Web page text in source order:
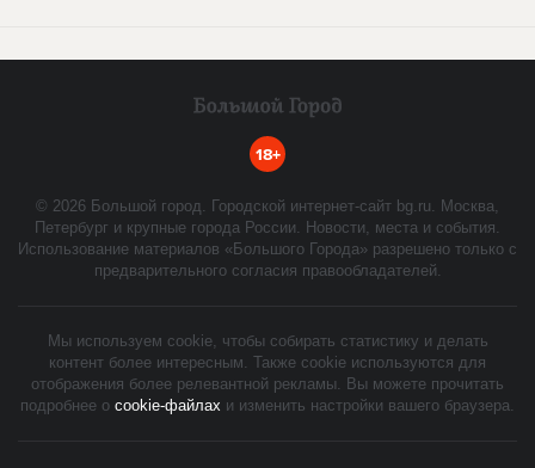
18+
© 2026 Большой город. Городской интернет-сайт bg.ru. Москва,
Петербург и крупные города России. Новости, места и события.
Использование материалов «Большого Города» разрешено только с
предварительного согласия правообладателей.
Мы используем cookie, чтобы собирать статистику и делать
контент более интересным. Также cookie используются для
отображения более релевантной рекламы. Вы можете прочитать
подробнее о cookie-файлах и изменить настройки вашего браузера.